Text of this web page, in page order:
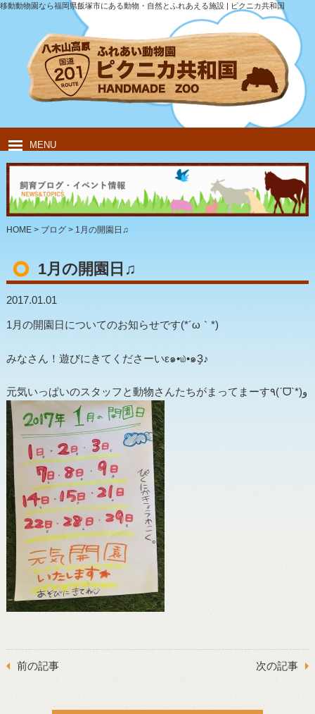
移動動物園なら福岡県飯塚市にある動物・自然とふれあえる施設 | ピクニカ共和国
MENU
HOME ピクニカ共和国について 動物紹介 移動動物園
飲食・キャンプ 団体のお客様
HOME> ブログ> 1月の開園日♫
1月の開園日♫
2017.01.01
1月の開園日についてのお知らせです(*´ω｀*)
みなさん！遊びにきてくださーいε๑•௰•๑Ҙ♪
元気いっぱいのスタッフと動物さんたちがまってまーす٩(ˊᗜˋ*)و
前の記事 次の記事